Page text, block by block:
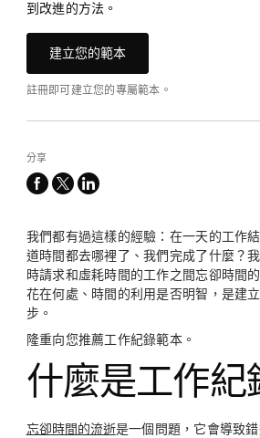
到改進的方法。
建立您的範本
註冊即可建立您的專屬範本。
分享
facebook
x-
linkedin
我們都有過這樣的經驗：在一天的工作
道時間都去哪裡了、我們完成了什麼？
時請求和虛耗時間的工作之間忘卻時間
花在何處、時間的利用是否明智，是建
步。
隆重向您推薦工作紀錄範本。
什麼是工作紀
忘卻時間的流逝是一個問題，它會導致